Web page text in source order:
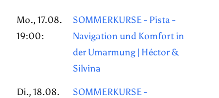
Mo., 17.08.
19:00:
SOMMERKURSE - Pista -
Navigation und Komfort in
der Umarmung | Héctor &
Silvina
Di., 18.08.
SOMMERKURSE -